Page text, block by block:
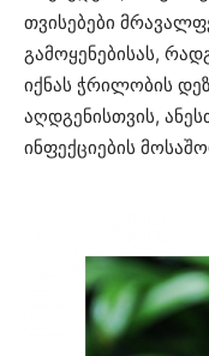
თვისებები
გამოყენებისას,
იქნას ჭრილობის
აღდგენისთვის,
ინფექციების